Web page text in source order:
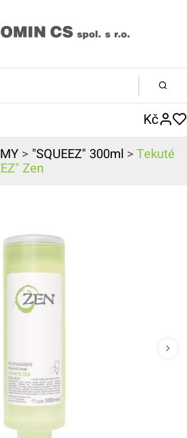
Kč
> "SQUEEZ" 300ml >Tekuté
Zen